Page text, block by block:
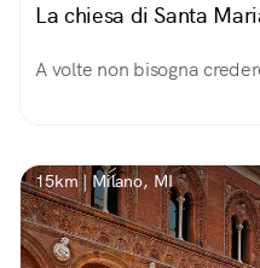
La chiesa di Santa
A volte non bisogna
15km | Milano, MI